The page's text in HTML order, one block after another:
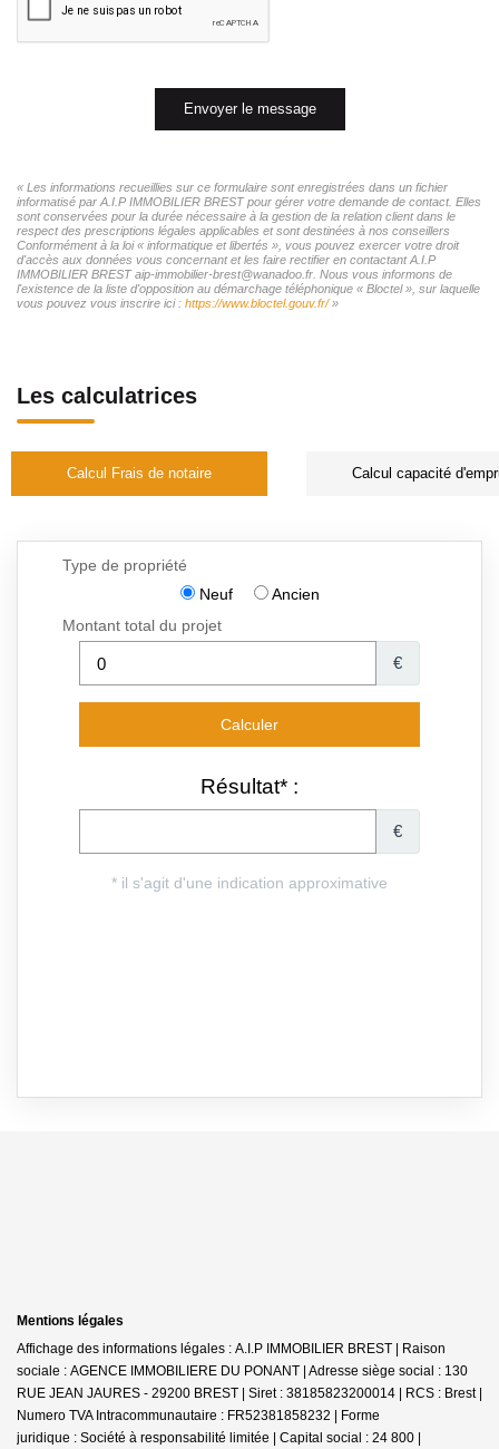
Envoyer le message
« Les informations recueillies sur ce formulaire sont enregistrées dans un fichier
informatisé par A.I.P IMMOBILIER BREST pour gérer votre demande de contact. Elles
sont conservées pour la durée nécessaire à la gestion de la relation client dans le
respect des prescriptions légales applicables et sont destinées à nos conseillers
Conformément à la loi « informatique et libertés », vous pouvez exercer votre droit
d'accès aux données vous concernant et les faire rectifier en contactant A.I.P
IMMOBILIER BREST aip-immobilier-brest@wanadoo.fr. Nous vous informons de
l'existence de la liste d'opposition au démarchage téléphonique « Bloctel », sur laquelle
vous pouvez vous inscrire ici : https://www.bloctel.gouv.fr/»
Les calculatrices
Calcul Frais de notaire Calcul capacité
Mentions légales
Affichage des informations légales : A.I.P IMMOBILIER BREST | Raison
sociale : AGENCE IMMOBILIERE DU PONANT | Adresse siège social : 130
RUE JEAN JAURES - 29200 BREST | Siret : 38185823200014 | RCS : Brest |
Numero TVA Intracommunautaire : FR52381858232 | Forme
juridique : Société à responsabilité limitée | Capital social : 24 800 |